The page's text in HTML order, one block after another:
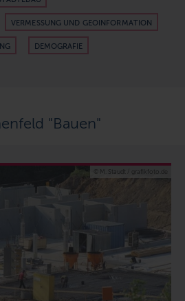
VERMESSUNG UND GEOINFORMATION
DEMOGRAFIE
"Bauen"
© M. Staudt / grafikfoto.de